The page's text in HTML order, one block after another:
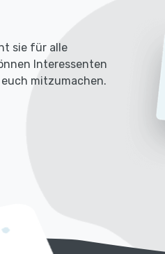
sie für alle
Interessenten
mitzumachen.